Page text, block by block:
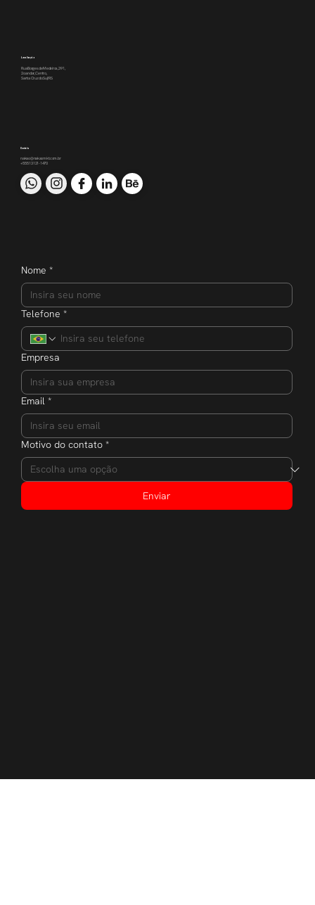
Localização
Rua Borges de Medeiros, 391,
2o andar, Centro,
Santa Cruz do Sul/RS
Contato
nakao@nakaomkt.com.br
+55 51 3121-1470
Nome *
Telefone *
Empresa
Email *
Motivo do contato *
Enviar